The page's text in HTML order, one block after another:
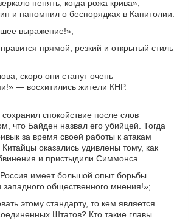
пенять, когда рожа крива», —
и напомнил о беспорядках в Капитолии.
выражение!»;
прямой, резкий и открытый стиль
скоро они станут очень
— восхитились жители КНР.
спокойствие после слов
что Байден назвал его убийцей. Тогда
за время своей работы к атакам
оказались удивлены тому, как
и пристыдили Симмонса.
имеет большой опыт борьбы
западного общественного мнения!»;
этому стандарту, то кем является
Штатов? Кто такие главы